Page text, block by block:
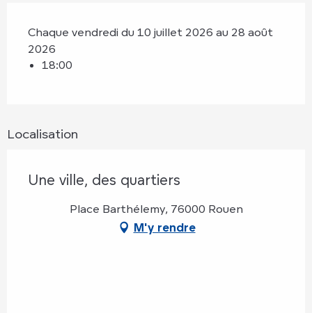
Chaque vendredi du 10 juillet 2026 au 28 août
2026
18:00
Localisation
Une ville, des quartiers
Place Barthélemy, 76000 Rouen
M'y rendre